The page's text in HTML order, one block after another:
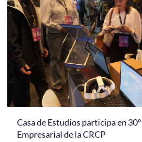
Casa de Estudios participa en
Empresarial de la CRCP